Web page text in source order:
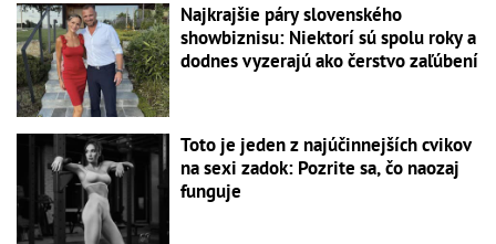
Najkrajšie páry slovenského
showbiznisu: Niektorí sú spolu roky a
dodnes vyzerajú ako čerstvo zaľúbení
Toto je jeden z najúčinnejších cvikov
na sexi zadok: Pozrite sa, čo naozaj
funguje